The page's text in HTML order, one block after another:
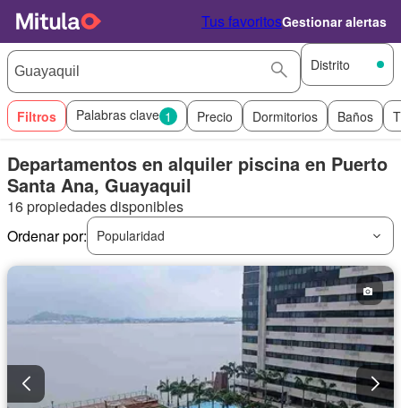
Tus favoritosGestionar alertas
Distrito
Filtros Palabras clave 1 Precio Dormitorios Baños
Departamentos en alquiler piscina en Puerto
Santa Ana, Guayaquil
16 propiedades disponibles
Ordenar por:
Popularidad